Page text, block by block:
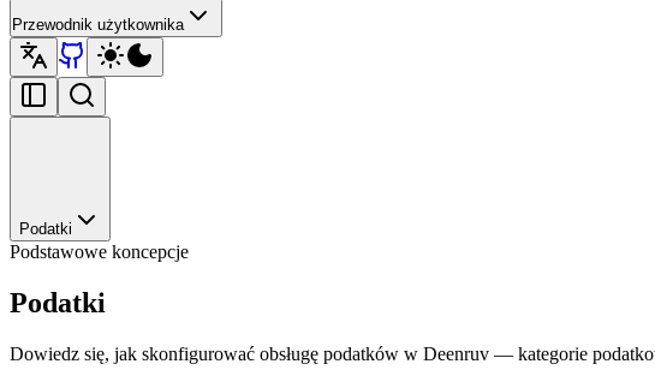
Przewodnik użytkownika
Podatki
Podstawowe koncepcje
Podatki
Dowiedz się, jak skonfigurować obsługę podatków w Deenruv — kategorie